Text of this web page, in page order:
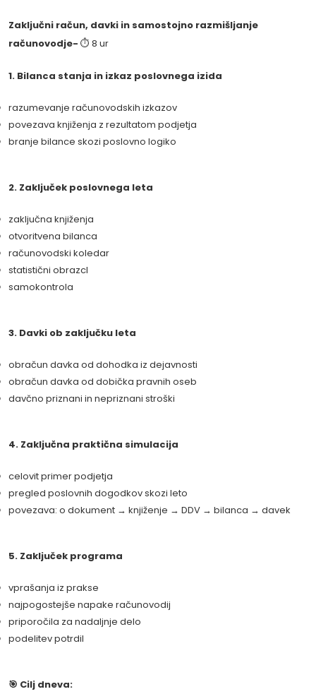
Zaključni račun, davki in samostojno razmišljanje
računovodje- ⏱ 8 ur
1. Bilanca stanja in izkaz poslovnega izida
razumevanje računovodskih izkazov
povezava knjiženja z rezultatom podjetja
branje bilance skozi poslovno logiko
2. Zaključek poslovnega leta
zaključna knjiženja
otvoritvena bilanca
računovodski koledar
statistični obrazcI
samokontrola
3. Davki ob zaključku leta
obračun davka od dohodka iz dejavnosti
obračun davka od dobička pravnih oseb
davčno priznani in nepriznani stroški
4. Zaključna praktična simulacija
celovit primer podjetja
pregled poslovnih dogodkov skozi leto
povezava: o dokument → knjiženje → DDV → bilanca → davek
5. Zaključek programa
vprašanja iz prakse
najpogostejše napake računovodij
priporočila za nadaljnje delo
podelitev potrdil
🎯 Cilj dneva: